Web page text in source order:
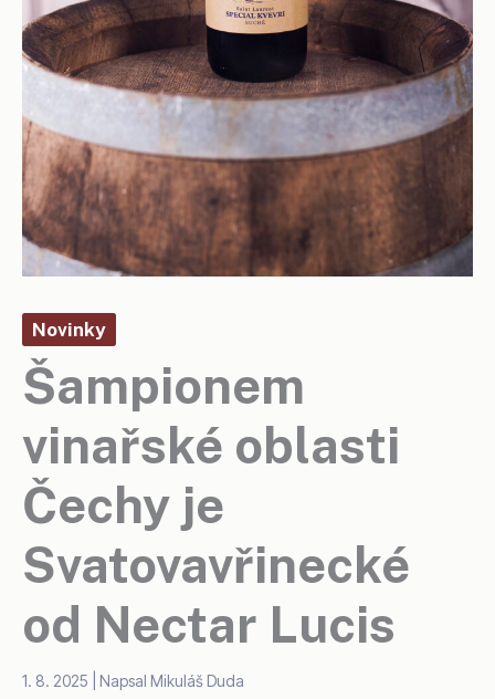
Novinky
Šampionem
vinařské oblasti
Čechy je
Svatovavřinecké
od Nectar Lucis
1. 8. 2025 | Napsal Mikuláš Duda